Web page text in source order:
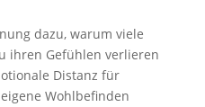
dazu, warum viele
ihren Gefühlen verlieren
Distanz für
Wohlbefinden